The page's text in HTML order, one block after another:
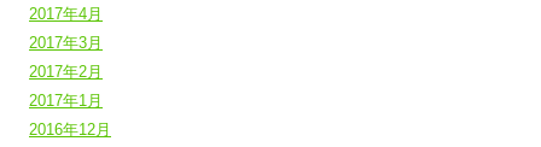
2017年4月
2017年3月
2017年2月
2017年1月
2016年12月